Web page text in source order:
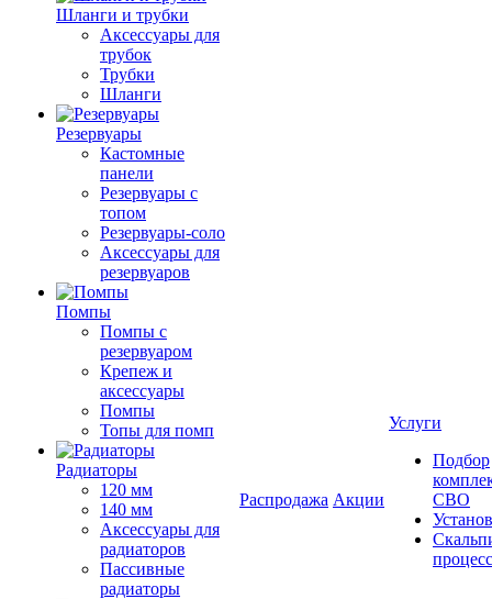
Шланги и трубки
Аксессуары для
трубок
Трубки
Шланги
Резервуары
Кастомные
панели
Резервуары с
топом
Резервуары-соло
Аксессуары для
резервуаров
Помпы
Помпы с
резервуаром
Крепеж и
аксессуары
Помпы
Топы для помп
Радиаторы
120 мм
140 мм
Аксессуары для
радиаторов
Пассивные
радиаторы
Распродажа Акции
Услуги
Подбор
СВО